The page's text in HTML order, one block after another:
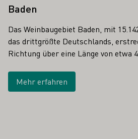
Baden
Das Weinbaugebiet Baden, mit
das drittgrößte Deutschlands,
Richtung über eine Länge von etwa
Mehr erfahren